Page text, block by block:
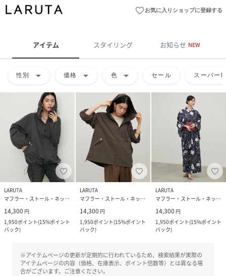
favorite_borderお気に入りショップに登録する
アイテム スタイリング お知らせ NEW
性別 arrow_drop_down 価格 arrow_drop_down 色 arrow_drop_down セール スーパー
LARUTA
マフラー・ストール・ネックウォーマー
14,300 円
1,950ポイント(15%ポイント
バック)
LARUTA
マフラー・ストール・ネックウォーマー
14,300 円
1,950ポイント(15%ポイント
バック)
LARUTA
マフラー・ストール・ネックウォーマー
14,300 円
1,950ポイント(15%ポイント
バック)
※アイテムページの更新が定期的に行われているため、検索結果が実際の
アイテムページの内容（価格、在庫表示、ポイント倍数等）とは異なる場
合がございます。ご注意ください。